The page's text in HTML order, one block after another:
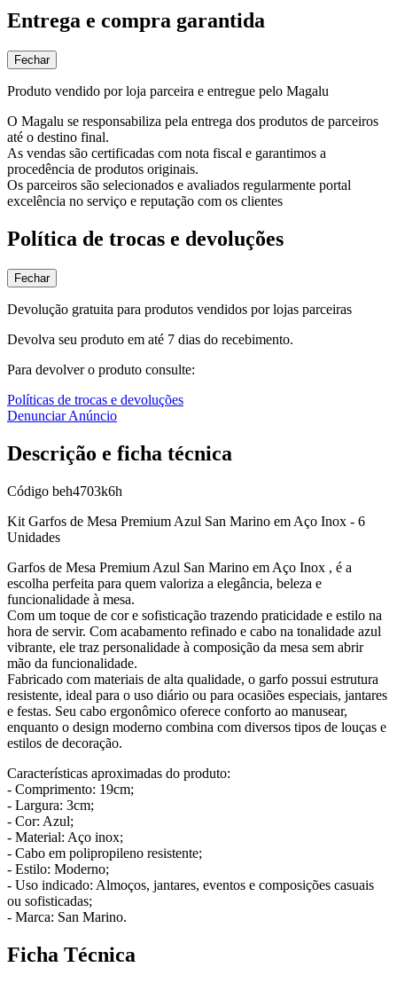
Entrega e compra garantida
Fechar
Produto vendido por loja parceira e entregue pelo Magalu
O Magalu se responsabiliza pela entrega dos produtos de parceiros
até o destino final.
As vendas são certificadas com nota fiscal e garantimos a
procedência de produtos originais.
Os parceiros são selecionados e avaliados regularmente portal
excelência no serviço e reputação com os clientes
Política de trocas e devoluções
Fechar
Devolução gratuita para produtos vendidos por lojas parceiras
Devolva seu produto em até 7 dias do recebimento.
Para devolver o produto consulte:
Políticas de trocas e devoluções
Denunciar Anúncio
Descrição e ficha técnica
Código beh4703k6h
Kit Garfos de Mesa Premium Azul San Marino em Aço Inox - 6
Unidades
Garfos de Mesa Premium Azul San Marino em Aço Inox , é a
escolha perfeita para quem valoriza a elegância, beleza e
funcionalidade à mesa.
Com um toque de cor e sofisticação trazendo praticidade e estilo na
hora de servir. Com acabamento refinado e cabo na tonalidade azul
vibrante, ele traz personalidade à composição da mesa sem abrir
mão da funcionalidade.
Fabricado com materiais de alta qualidade, o garfo possui estrutura
resistente, ideal para o uso diário ou para ocasiões especiais, jantares
e festas. Seu cabo ergonômico oferece conforto ao manusear,
enquanto o design moderno combina com diversos tipos de louças e
estilos de decoração.
Características aproximadas do produto:
- Comprimento: 19cm;
- Largura: 3cm;
- Cor: Azul;
- Material: Aço inox;
- Cabo em polipropileno resistente;
- Estilo: Moderno;
- Uso indicado: Almoços, jantares, eventos e composições casuais
ou sofisticadas;
- Marca: San Marino.
Ficha Técnica